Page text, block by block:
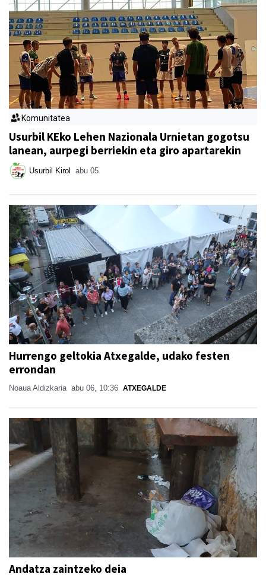
Komunitatea
Usurbil KEko Lehen Nazionala Urnietan gogotsu
lanean, aurpegi berriekin eta giro apartarekin
Usurbil Kirol abu 05
Hurrengo geltokia Atxegalde, udako festen
errondan
Noaua Aldizkaria abu 06, 10:36 ATXEGALDE
Andatza zaintzeko deia